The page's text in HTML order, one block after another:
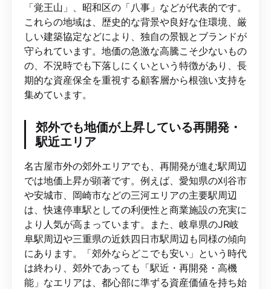
「覚王山」、昭和区の「八事」などが代表的です。
これらの地域は、歴史的な背景や良好な住環境、厳
しい建築協定などにより、独自の景観とブランドが
守られています。地価の急激な高騰こそ少ないもの
の、不況時でも下落しにくいという特徴があり、長
期的な資産保全を重視する顧客層から根強い支持を
集めています。
郊外でも地価が上昇している再開発・
駅近エリア
名古屋市外の郊外エリアでも、再開発が進む駅周辺
では地価上昇が顕著です。例えば、愛知県の刈谷市
や安城市、岡崎市などの三河エリアの主要駅周辺
は、快速停車駅としての利便性と商業施設の充実に
より人気が高まっています。また、岐阜県のJR岐
阜駅周辺や三重県の近鉄四日市駅周辺も同様の傾向
にあります。「郊外ならどこでも安い」という時代
は終わり、郊外であっても「駅近・再開発・高機
能」なエリアは、都心部に準ずる資産価値を持ち始